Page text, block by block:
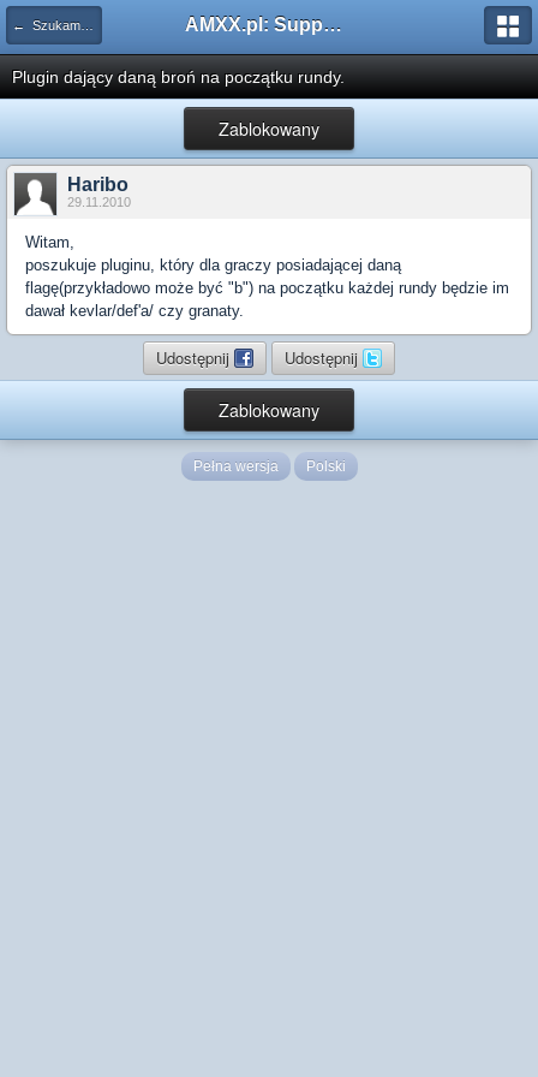
← Szukam pluginu AMXX.pl: Support AMX Mod X i SourceMod
Plugin dający daną broń na początku rundy.
Zablokowany
Haribo
29.11.2010
Witam,
poszukuje pluginu, który dla graczy posiadającej daną
flagę(przykładowo może być "b") na początku każdej rundy będzie im
dawał kevlar/def'a/ czy granaty.
Udostępnij Udostępnij
Zablokowany
Pełna wersja Polski